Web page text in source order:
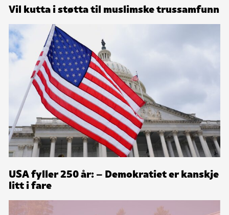
Vil kutta i støtta til muslimske trussamfunn
USA fyller 250 år: – Demokratiet er kanskje
litt i fare